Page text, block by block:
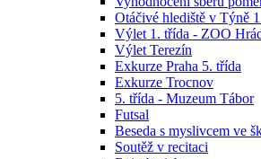
Otáčivé hlediště v Týně
Výlet 1. třída - ZOO
Výlet Terezín
Exkurze Praha 5. třída
Exkurze Trocnov
5. třída - Muzeum Tábor
Futsal
Beseda s myslivcem ve
Soutěž v recitaci